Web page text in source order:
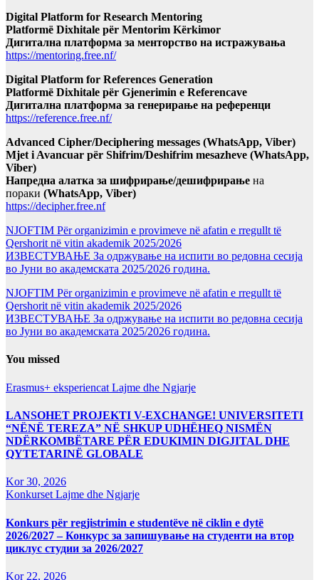
Digital Platform for Research Mentoring
Platformë Dixhitale për Mentorim Kërkimor
Дигитална платформа за менторство на истражувања
https://mentoring.free.nf/
Digital Platform for References Generation
Platformë Dixhitale për Gjenerimin e Referencave
Дигитална платформа за генерирање на референци
https://reference.free.nf/
Advanced Cipher/Deciphering messages (WhatsApp, Viber)
Mjet i Avancuar për Shifrim/Deshifrim mesazheve (WhatsApp,
Viber)
Напредна алатка за шифрирање/дешифрирање на
пораки (WhatsApp, Viber)
https://decipher.free.nf
NJOFTIM Për organizimin e provimeve në afatin e rregullt të
Qershorit në vitin akademik 2025/2026
ИЗВЕСТУВАЊЕ За одржување на испити во редовна сесија
во Јуни во академската 2025/2026 година.
NJOFTIM Për organizimin e provimeve në afatin e rregullt të
Qershorit në vitin akademik 2025/2026
ИЗВЕСТУВАЊЕ За одржување на испити во редовна сесија
во Јуни во академската 2025/2026 година.
You missed
Erasmus+ eksperiencat Lajme dhe Ngjarje
LANSOHET PROJEKTI V-EXCHANGE! UNIVERSITETI
“NËNË TEREZA” NË SHKUP UDHËHEQ NISMËN
NDËRKOMBËTARE PËR EDUKIMIN DIGJITAL DHE
QYTETARINË GLOBALE
Kor 30, 2026
Konkurset Lajme dhe Ngjarje
Konkurs për regjistrimin e studentëve në ciklin e dytë
2026/2027 – Конкурс за запишување на студенти на втор
циклус студии за 2026/2027
Kor 22, 2026